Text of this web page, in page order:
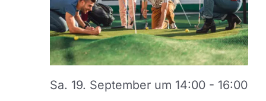
Sa. 19. September um 14:00 - 16:00